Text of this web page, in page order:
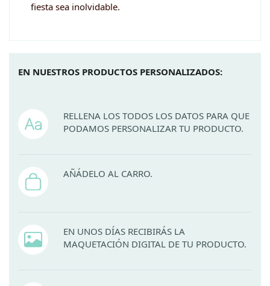
fiesta sea inolvidable.
EN NUESTROS PRODUCTOS PERSONALIZADOS:
RELLENA LOS TODOS LOS DATOS PARA QUE
PODAMOS PERSONALIZAR TU PRODUCTO.
AÑÁDELO AL CARRO.
EN UNOS DÍAS RECIBIRÁS LA
MAQUETACIÓN DIGITAL DE TU PRODUCTO.